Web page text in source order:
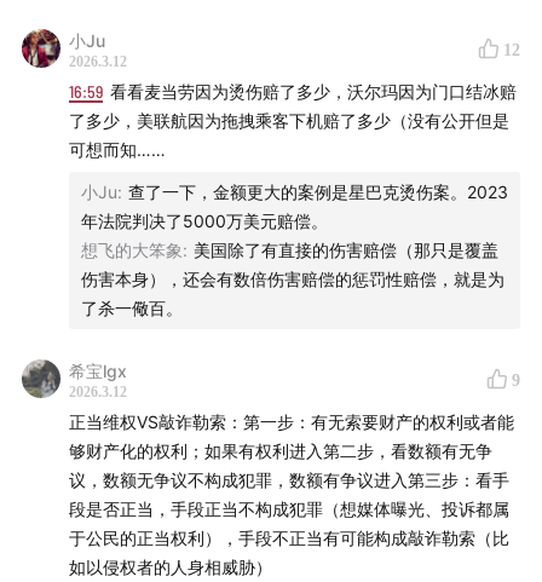
41:39 法律如何界定“分手费”或“青春损失费”
什么情况下，索要“分手费”应该定罪
案情细节介绍
感情纠纷案件中，索赔多少算合理？
判决结果需要经得起时间检验
策划｜劳东燕、看理想
统筹&对谈｜小田
音频编辑｜加绒、香芋
监制｜ruicen、jiajun
小Ju
2026.3.12
12
16:59 看看麦当劳因为烫伤赔了多少，沃尔玛因为门口结冰赔
了多少，美联航因为拖拽乘客下机赔了多少（没有公开但是
可想而知……
小Ju: 查了一下，金额更大的案例是星巴克烫伤案。2023
年法院判决了5000万美元赔偿。
想飞的大笨象: 美国除了有直接的伤害赔偿（那只是覆盖
伤害本身），还会有数倍伤害赔偿的惩罚性赔偿，就是为
了杀一儆百。
希宝lgx
2026.3.12
9
正当维权VS敲诈勒索：第一步：有无索要财产的权利或者能
够财产化的权利；如果有权利进入第二步，看数额有无争
议，数额无争议不构成犯罪，数额有争议进入第三步：看手
段是否正当，手段正当不构成犯罪（想媒体曝光、投诉都属
于公民的正当权利），手段不正当有可能构成敲诈勒索（比
如以侵权者的人身相威胁）